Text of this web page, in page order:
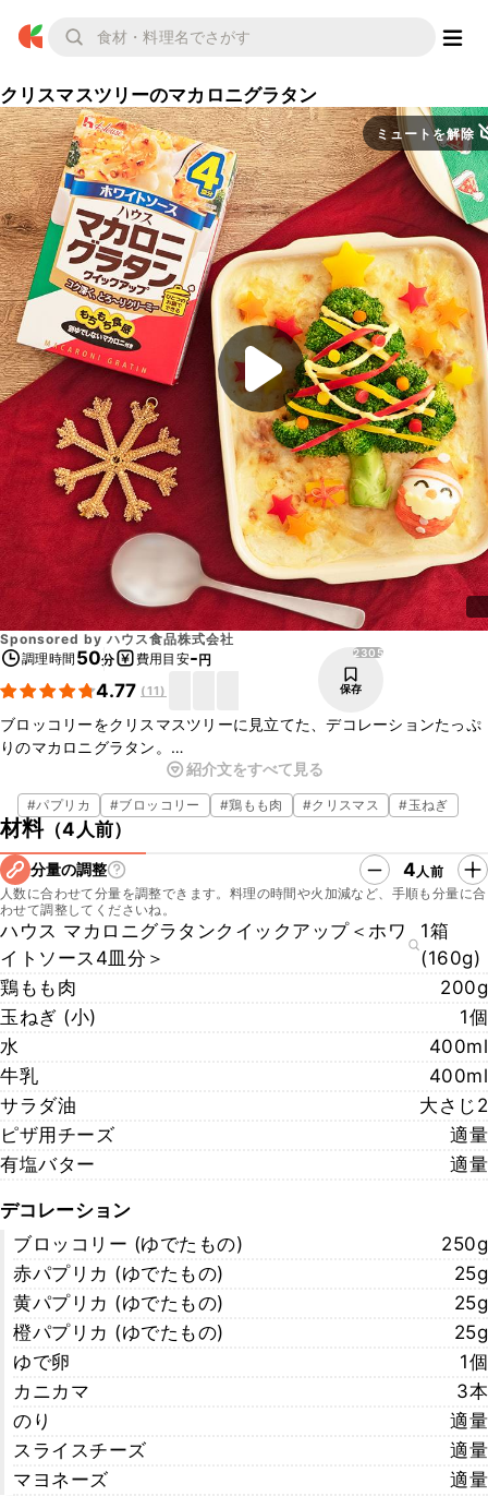
クリスマスツリーのマカロニグラタン
ミュートを解除
Sponsored by ハウス食品株式会社
調理時間 50分 費用目安-円
4.77 (11)
2305
保存
ブロッコリーをクリスマスツリーに見立てた、デコレーションたっぷ
りのマカロニグラタン。
お鍋１つで簡単に作れて、もちもち食感のマカロニとコクのあるとろ
～りクリーミーなホワイトソースを味わえます。
ゆで卵のサンタさんは、SNSにあげても可愛いですね！クリスマスに
ぴったりの盛り付けなので、お子様と一緒にクリスマスを楽しんでみ
てはいかがですか？
ぜひお試しくださいね。
紹介文をすべて見る
#パプリカ #ブロッコリー #鶏もも肉 #クリスマス #玉ねぎ
材料（4人前）
分量の調整 4人前
人数に合わせて分量を調整できます。料理の時間や火加減など、手順も分量に合
わせて調整してくださいね。
ハウス マカロニグラタンクイックアップ＜ホワ
イトソース4皿分＞
1箱
(160g)
鶏もも肉
200g
玉ねぎ (小)
1個
水
400ml
牛乳
400ml
サラダ油
大さじ2
ピザ用チーズ
適量
有塩バター
適量
デコレーション
ブロッコリー (ゆでたもの)
250g
赤パプリカ (ゆでたもの)
25g
黄パプリカ (ゆでたもの)
25g
橙パプリカ (ゆでたもの)
25g
ゆで卵
1個
カニカマ
3本
のり
適量
スライスチーズ
適量
マヨネーズ
適量